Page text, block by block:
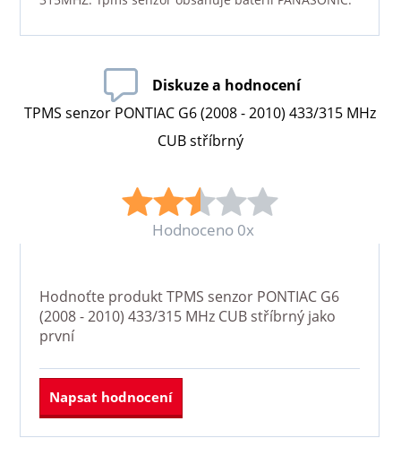
Diskuze a hodnocení
TPMS senzor PONTIAC G6 (2008 - 2010) 433/315 MHz
CUB stříbrný
Hodnoceno 0x
Hodnoťte produktTPMS senzor PONTIAC G6
(2008 - 2010) 433/315 MHz CUB stříbrnýjako
první
Napsat hodnocení